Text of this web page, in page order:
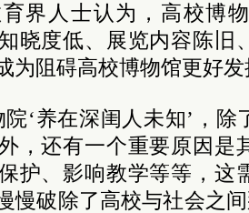
界人士认为，高校博
晓度低、展览内容陈旧
为阻碍高校博物馆更好
‘养在深闺人未知’，
，还有一个重要原因是
护、影响教学等等，这
慢破除了高校与社会之